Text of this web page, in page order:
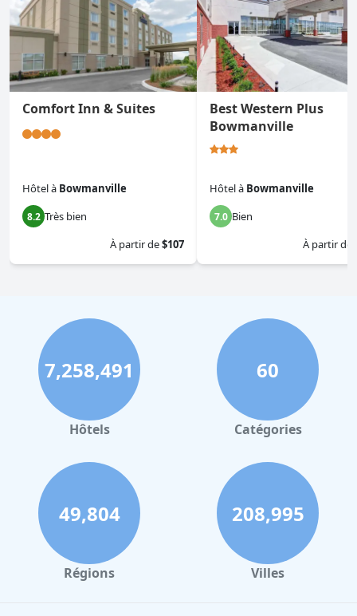
Comfort Inn & Suites
Hôtelà Bowmanville
8.2 Très bien
À partir de$107
Best Western Plus
Bowmanville
Hôtelà Bowmanville
7.0 Bien
À partir de
7,258,491
Hôtels
60
Catégories
49,804
Régions
208,995
Villes